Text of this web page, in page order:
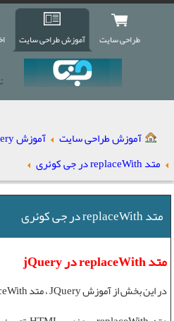
طراحی سایت آموزش طراحی سایت
آموزش طراحی سایت آموزش Jquery
متد replaceWith در جی کوئری
متد replaceWith در جی کوئری
متد replaceWith در jQuery
در این بخش ازآموزش JQuery ،متد replaceWith